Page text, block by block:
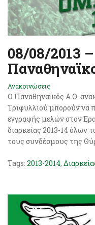
08/08/2013
Ανακοινώσεις
Ο Παναθηναϊκός Α.Ο.
Τριφυλλιού μπορούν να
εγγραφής μελών στον
διαρκείας 2013-14 όλων
τους συνδέσμους της
Tags: 2013-2014,